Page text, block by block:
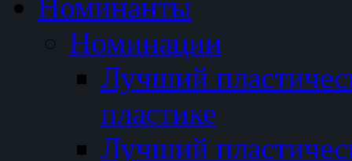
Номинации
Лучший
пластике
Лучший